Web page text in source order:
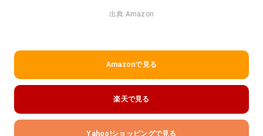
出典:Amazon
Amazonで見る
楽天で見る
Yahoo!ショッピングで見る